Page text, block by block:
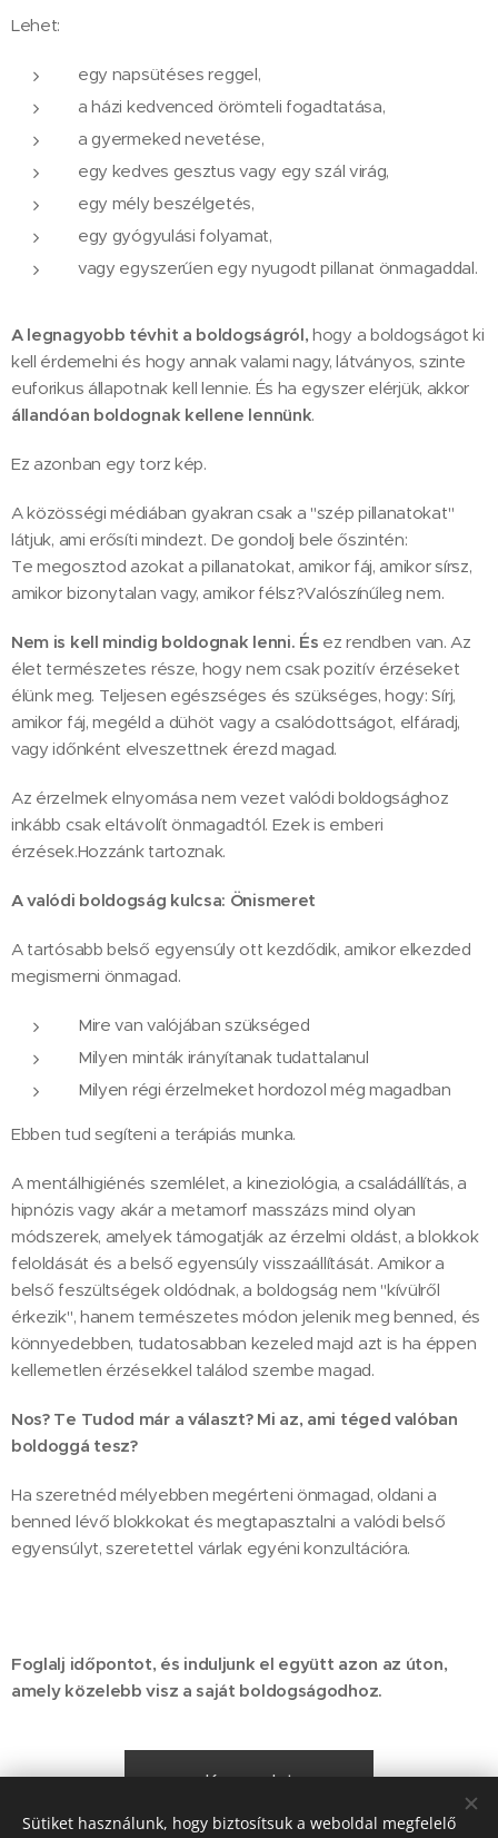
Lehet:
egy napsütéses reggel,
a házi kedvenced örömteli fogadtatása,
a gyermeked nevetése,
egy kedves gesztus vagy egy szál virág,
egy mély beszélgetés,
egy gyógyulási folyamat,
vagy egyszerűen egy nyugodt pillanat önmagaddal.
A legnagyobb tévhit a boldogságról, hogy a boldogságot ki
kell érdemelni és hogy annak valami nagy, látványos, szinte
euforikus állapotnak kell lennie. És ha egyszer elérjük, akkor
állandóan boldognak kellene lennünk.
Ez azonban egy torz kép.
A közösségi médiában gyakran csak a "szép pillanatokat"
látjuk, ami erősíti mindezt. De gondolj bele őszintén:
Te megosztod azokat a pillanatokat, amikor fáj, amikor sírsz,
amikor bizonytalan vagy, amikor félsz?Valószínűleg nem.
Nem is kell mindig boldognak lenni. És ez rendben van. Az
élet természetes része, hogy nem csak pozitív érzéseket
élünk meg. Teljesen egészséges és szükséges, hogy: Sírj,
amikor fáj, megéld a dühöt vagy a csalódottságot, elfáradj,
vagy időnként elveszettnek érezd magad.
Az érzelmek elnyomása nem vezet valódi boldogsághoz
inkább csak eltávolít önmagadtól. Ezek is emberi
érzések.Hozzánk tartoznak.
A valódi boldogság kulcsa: Önismeret
A tartósabb belső egyensúly ott kezdődik, amikor elkezded
megismerni önmagad.
Mire van valójában szükséged
Milyen minták irányítanak tudattalanul
Milyen régi érzelmeket hordozol még magadban
Ebben tud segíteni a terápiás munka.
A mentálhigiénés szemlélet, a kineziológia, a családállítás, a
hipnózis vagy akár a metamorf masszázs mind olyan
módszerek, amelyek támogatják az érzelmi oldást, a blokkok
feloldását és a belső egyensúly visszaállítását. Amikor a
belső feszültségek oldódnak, a boldogság nem "kívülről
érkezik", hanem természetes módon jelenik meg benned, és
könnyedebben, tudatosabban kezeled majd azt is ha éppen
kellemetlen érzésekkel találod szembe magad.
Nos? Te Tudod már a választ? Mi az, ami téged valóban
boldoggá tesz?
Ha szeretnéd mélyebben megérteni önmagad, oldani a
benned lévő blokkokat és megtapasztalni a valódi belső
egyensúlyt, szeretettel várlak egyéni konzultációra.
Foglalj időpontot, és induljunk el együtt azon az úton,
amely közelebb visz a saját boldogságodhoz.
Kapcsolat
Sütiket használunk, hogy biztosítsuk a weboldal megfelelő